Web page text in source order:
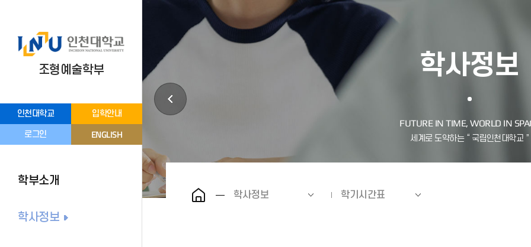
인천대학교 입학안내
로그인 ENGLISH
조형예술학부
학부소개
학사정보
학사정보
학사정보 학기시간표